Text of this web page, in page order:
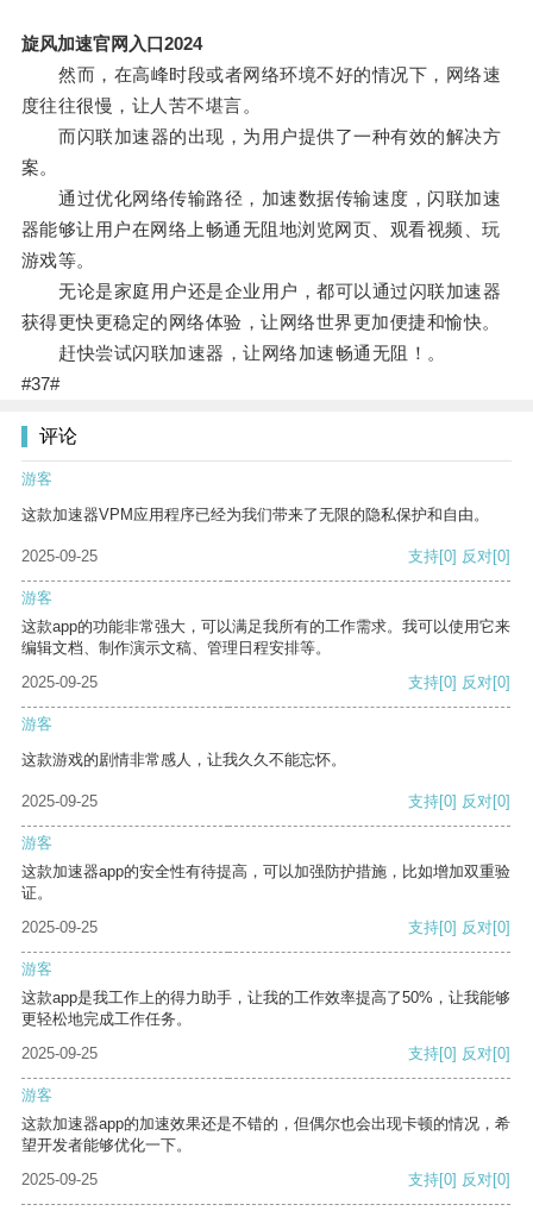
旋风加速官网入口2024
然而，在高峰时段或者网络环境不好的情况下，网络速
度往往很慢，让人苦不堪言。
而闪联加速器的出现，为用户提供了一种有效的解决方
案。
通过优化网络传输路径，加速数据传输速度，闪联加速
器能够让用户在网络上畅通无阻地浏览网页、观看视频、玩
游戏等。
无论是家庭用户还是企业用户，都可以通过闪联加速器
获得更快更稳定的网络体验，让网络世界更加便捷和愉快。
赶快尝试闪联加速器，让网络加速畅通无阻！。
#37#
评论
游客
这款加速器VPM应用程序已经为我们带来了无限的隐私保护和自由。
2025-09-25 支持[0] 反对[0]
游客
这款app的功能非常强大，可以满足我所有的工作需求。我可以使用它来
编辑文档、制作演示文稿、管理日程安排等。
2025-09-25
支持[0] 反对[0]
游客
这款游戏的剧情非常感人，让我久久不能忘怀。
2025-09-25 支持[0] 反对[0]
游客
这款加速器app的安全性有待提高，可以加强防护措施，比如增加双重验
证。
2025-09-25
支持[0] 反对[0]
游客
这款app是我工作上的得力助手，让我的工作效率提高了50%，让我能够
更轻松地完成工作任务。
2025-09-25
支持[0] 反对[0]
游客
这款加速器app的加速效果还是不错的，但偶尔也会出现卡顿的情况，希
望开发者能够优化一下。
2025-09-25
支持[0] 反对[0]